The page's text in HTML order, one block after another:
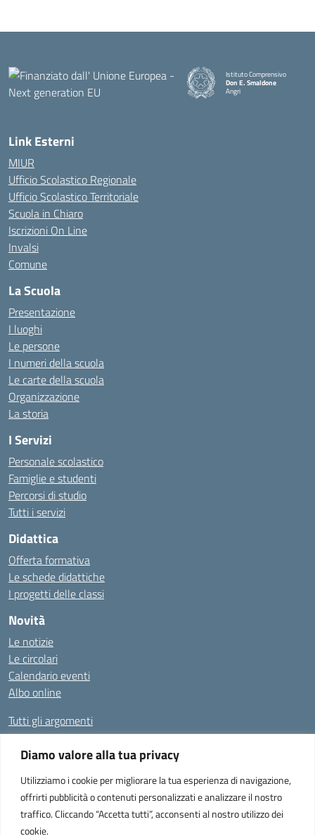
Diamo valore alla tua privacy
Utilizziamo i cookie per migliorare la tua esperienza di navigazione,
offrirti pubblicità o contenuti personalizzati e analizzare il nostro
traffico. Cliccando “Accetta tutti”, acconsenti al nostro utilizzo dei
cookie.
Istituto Comprensivo
Don E. Smaldone
Angri
Link Esterni
MIUR
Ufficio Scolastico Regionale
Ufficio Scolastico Territoriale
Scuola in Chiaro
Iscrizioni On Line
Invalsi
Comune
La Scuola
Presentazione
I luoghi
Le persone
I numeri della scuola
Le carte della scuola
Organizzazione
La storia
I Servizi
Personale scolastico
Famiglie e studenti
Percorsi di studio
Tutti i servizi
Didattica
Offerta formativa
Le schede didattiche
I progetti delle classi
Novità
Le notizie
Le circolari
Calendario eventi
Albo online
Tutti gli argomenti
Amministrazione TrasparenteAlbo Online
Dichiarazione di accessibilità
Istituto Comprensivo "Don Enrico Smaldone" - Via Europa 1, 84012 -